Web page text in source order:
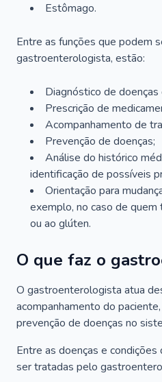
Estômago.
Entre as funções que podem
gastroenterologista, estão:
Diagnóstico de
Prescrição de
Acompanhamento de
Prevenção de doenças;
Análise do histórico
identificação de possíveis
Orientação para
exemplo, no caso de
ou ao glúten.
O que faz o
O gastroenterologista atua
acompanhamento do
prevenção de doenças no
Entre as doenças e
ser tratadas pelo